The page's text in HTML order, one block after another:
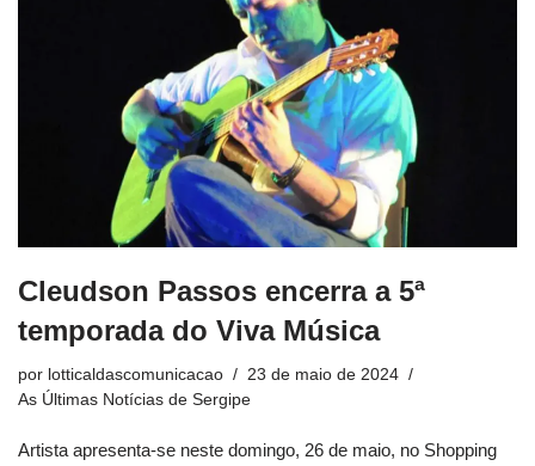
Cleudson Passos encerra a 5ª
temporada do Viva Música
por lotticaldascomunicacao
23 de maio de 2024
As Últimas Notícias de Sergipe
Artista apresenta-se neste domingo, 26 de maio, no Shopping